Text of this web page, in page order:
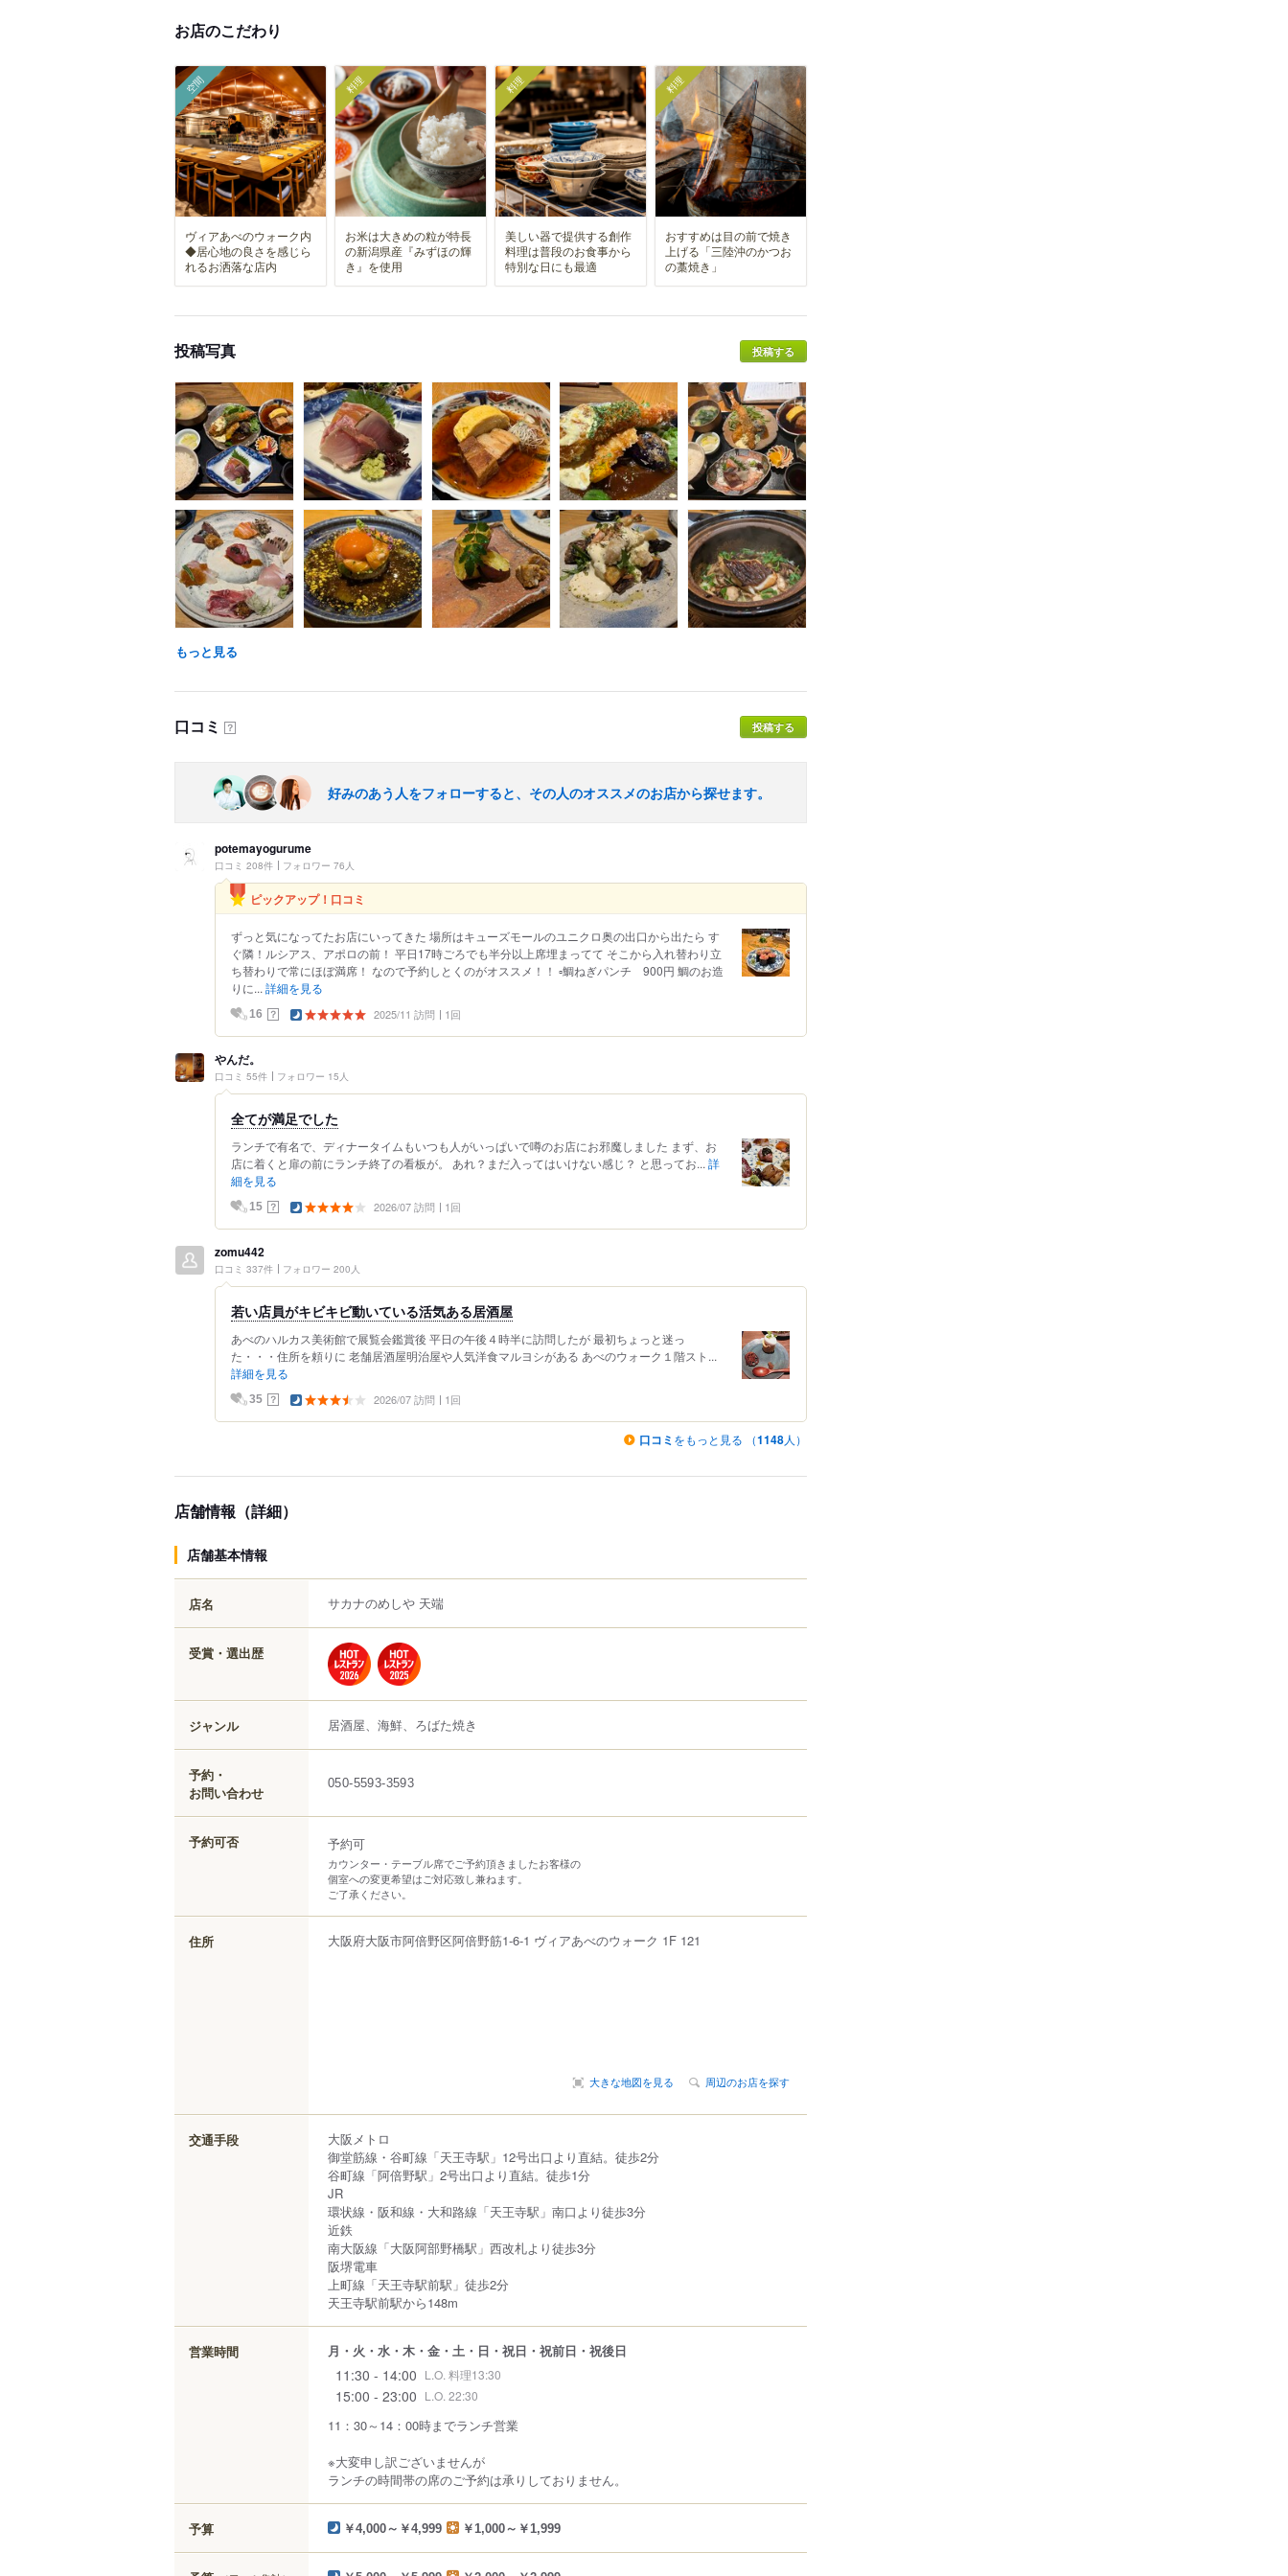
お店のこだわり
空間
ヴィアあべのウォーク内
◆居心地の良さを感じら
れるお洒落な店内
料理
お米は大きめの粒が特長
の新潟県産『みずほの輝
き』を使用
料理
美しい器で提供する創作
料理は普段のお食事から
特別な日にも最適
料理
おすすめは目の前で焼き
上げる「三陸沖のかつお
の藁焼き」
投稿写真 投稿する
もっと見る
口コミ ？ 投稿する
好みのあう人をフォローすると、その人のオススメのお店から探せます。
potemayogurume
口コミ 208件 フォロワー 76人
ピックアップ！口コミ
ずっと気になってたお店にいってきた 場所はキューズモールのユニクロ奥の出口から出たら す
ぐ隣！ルシアス、アポロの前！ 平日17時ごろでも半分以上席埋まってて そこから入れ替わり立
ち替わりで常にほぼ満席！ なので予約しとくのがオススメ！！ ▫️鯛ねぎパンチ 900円 鯛のお造
りに... 詳細を見る
16 ？ 2025/11 訪問 1回
やんだ。
口コミ 55件 フォロワー 15人
全てが満足でした
ランチで有名で、ディナータイムもいつも人がいっぱいで噂のお店にお邪魔しました まず、お
店に着くと扉の前にランチ終了の看板が。 あれ？まだ入ってはいけない感じ？ と思ってお... 詳
細を見る
15 ？ 2026/07 訪問 1回
zomu442
口コミ 337件 フォロワー 200人
若い店員がキビキビ動いている活気ある居酒屋
あべのハルカス美術館で展覧会鑑賞後 平日の午後４時半に訪問したが 最初ちょっと迷っ
た・・・住所を頼りに 老舗居酒屋明治屋や人気洋食マルヨシがある あべのウォーク１階スト...
詳細を見る
35 ？ 2026/07 訪問 1回
口コミ をもっと見る （1148人）
店舗情報（詳細）
店舗基本情報
店名 サカナのめしや 天端
受賞・選出歴
ジャンル 居酒屋、海鮮、ろばた焼き
予約・
お問い合わせ
050-5593-3593
予約可否 予約可
カウンター・テーブル席でご予約頂きましたお客様の
個室への変更希望はご対応致し兼ねます。
ご了承ください。
住所 大阪府大阪市阿倍野区阿倍野筋1-6-1 ヴィアあべのウォーク 1F 121
大きな地図を見る 周辺のお店を探す
交通手段
大阪メトロ
御堂筋線・谷町線「天王寺駅」12号出口より直結。徒歩2分
谷町線「阿倍野駅」2号出口より直結。徒歩1分
JR
環状線・阪和線・大和路線「天王寺駅」南口より徒歩3分
近鉄
南大阪線「大阪阿部野橋駅」西改札より徒歩3分
阪堺電車
上町線「天王寺駅前駅」徒歩2分
天王寺駅前駅から148m
営業時間 月・火・水・木・金・土・日・祝日・祝前日・祝後日
11:30 - 14:00 L.O. 料理13:30
15:00 - 23:00 L.O. 22:30
11：30～14：00時までランチ営業
※大変申し訳ございませんが
ランチの時間帯の席のご予約は承りしておりません。
予算 ￥4,000～￥4,999 ￥1,000～￥1,999